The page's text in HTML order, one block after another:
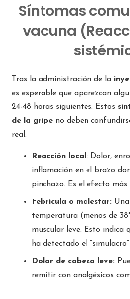
Síntomas
vacuna
Tras la administración de la
es esperable que aparezcan
24-48 horas siguientes. Estos
de la gripe no deben
real:
Reacción local: Dolor,
inflamación en el brazo
pinchazo. Es el efecto más
Febrícula o malestar:
temperatura (menos de
muscular leve. Esto indica
ha detectado el
Dolor de cabeza leve:
remitir con analgésicos